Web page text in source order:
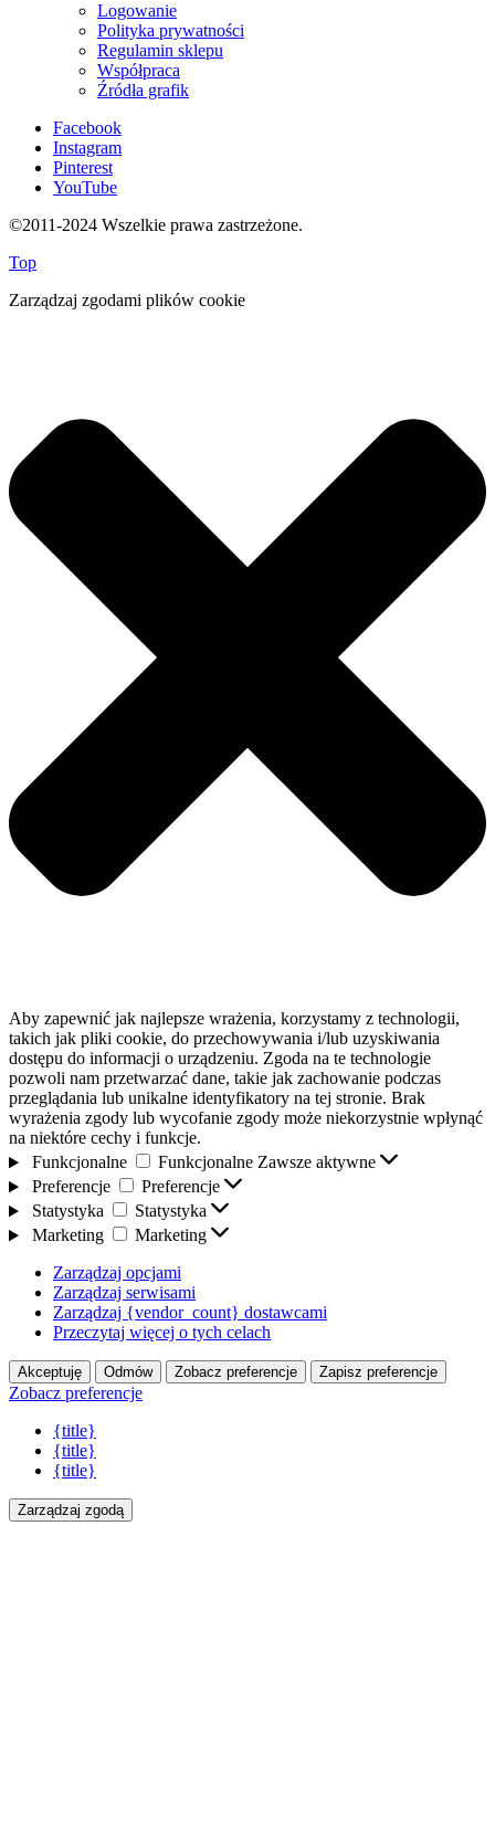
Logowanie
Polityka prywatności
Regulamin sklepu
Współpraca
Źródła grafik
Facebook
Instagram
Pinterest
YouTube
©2011-2024 Wszelkie prawa zastrzeżone.
Top
Zarządzaj zgodami plików cookie
Aby zapewnić jak najlepsze wrażenia, korzystamy z technologii,
takich jak pliki cookie, do przechowywania i/lub uzyskiwania
dostępu do informacji o urządzeniu. Zgoda na te technologie
pozwoli nam przetwarzać dane, takie jak zachowanie podczas
przeglądania lub unikalne identyfikatory na tej stronie. Brak
wyrażenia zgody lub wycofanie zgody może niekorzystnie wpłynąć
na niektóre cechy i funkcje.
Funkcjonalne
Funkcjonalne Zawsze aktywne
Preferencje
Preferencje
Statystyka
Statystyka
Marketing
Marketing
Zarządzaj opcjami
Zarządzaj serwisami
Zarządzaj {vendor_count} dostawcami
Przeczytaj więcej o tych celach
Akceptuję Odmów Zobacz preferencje Zapisz preferencje
Zobacz preferencje
{title}
{title}
{title}
Zarządzaj zgodą